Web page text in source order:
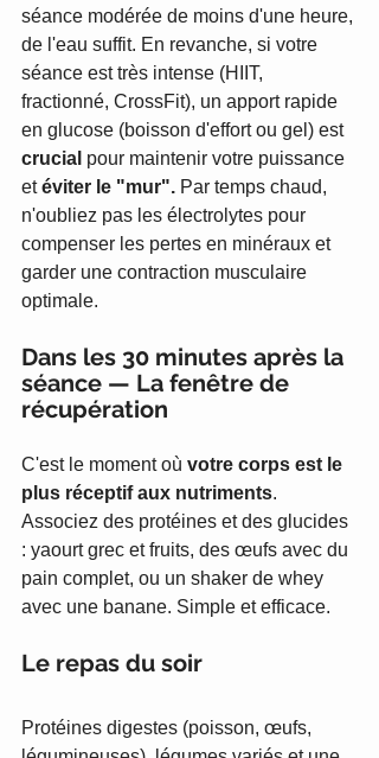
séance modérée de moins d'une heure,
de l'eau suffit. En revanche, si votre
séance est très intense (HIIT,
fractionné, CrossFit), un apport rapide
en glucose (boisson d'effort ou gel) est
crucial pour maintenir votre puissance
et éviter le "mur". Par temps chaud,
n'oubliez pas les électrolytes pour
compenser les pertes en minéraux et
garder une contraction musculaire
optimale.
Dans les 30 minutes après la
séance — La fenêtre de
récupération
C'est le moment où votre corps est le
plus réceptif aux nutriments.
Associez des protéines et des glucides
: yaourt grec et fruits, des œufs avec du
pain complet, ou un shaker de whey
avec une banane. Simple et efficace.
Le repas du soir
Protéines digestes (poisson, œufs,